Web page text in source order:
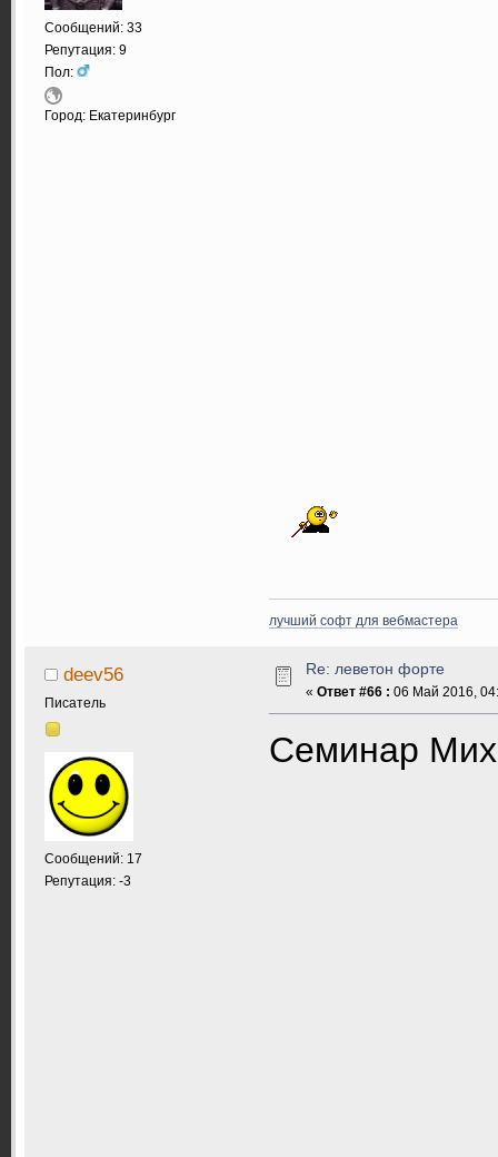
Сообщений: 33
Репутация: 9
Пол:
Город: Екатеринбург
лучший софт для вебмастера
deev56
Писатель
Сообщений: 17
Репутация: -3
Re: леветон форте
« Ответ #66 : 06 Май 2016,
Семинар